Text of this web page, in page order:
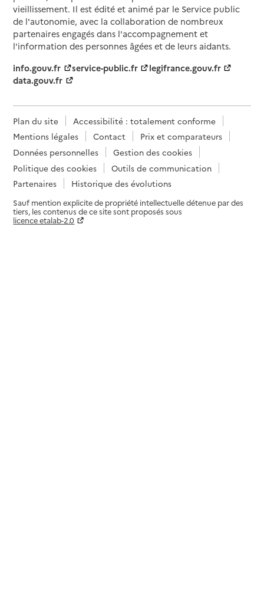
vieillissement. Il est édité et animé par le Service public
de l'autonomie, avec la collaboration de nombreux
partenaires engagés dans l'accompagnement et
l'information des personnes âgées et de leurs aidants.
info.gouv.fr
service-public.fr
legifrance.gouv.fr
data.gouv.fr
Plan du site
Accessibilité : totalement conforme
Mentions légales
Contact
Prix et comparateurs
Données personnelles
Gestion des cookies
Politique des cookies
Outils de communication
Partenaires
Historique des évolutions
Sauf mention explicite de propriété intellectuelle détenue par des
tiers, les contenus de ce site sont proposés sous
licence etalab-2.0